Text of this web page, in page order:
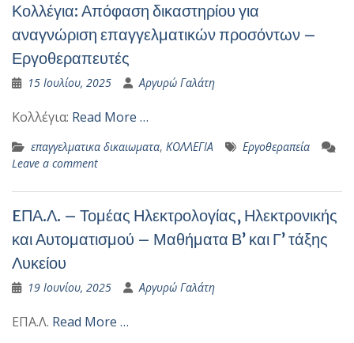
Κολλέγια: Απόφαση δικαστηρίου για
αναγνώριση επαγγελματικών προσόντων –
Εργοθεραπευτές
15 Ιουλίου, 2025 Αργυρώ Γαλάτη
Κολλέγια: Read More …
επαγγελματικα δικαιωματα, ΚΟΛΛΕΓΙΑ
Εργοθεραπεία
Leave a comment
EΠΑ.Λ. – Τομέας Ηλεκτρολογίας, Ηλεκτρονικής
και Αυτοματισμού – Μαθήματα Β’ και Γ’ τάξης
Λυκείου
19 Ιουνίου, 2025 Αργυρώ Γαλάτη
EΠΑ.Λ. Read More …